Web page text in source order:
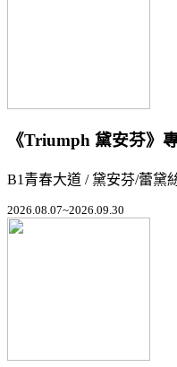
《Triumph 黛安芬》
B1青春大道 / 黛安芬/蕾黛
2026.08.07~2026.09.30